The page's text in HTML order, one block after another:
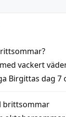
?
med vackert
Birgittas dag 7
brittsommar